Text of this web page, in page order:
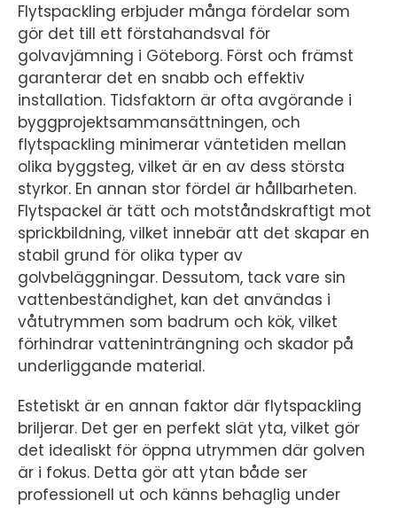
Flytspackling erbjuder många fördelar som
gör det till ett förstahandsval för
golvavjämning i Göteborg. Först och främst
garanterar det en snabb och effektiv
installation. Tidsfaktorn är ofta avgörande i
byggprojektsammansättningen, och
flytspackling minimerar väntetiden mellan
olika byggsteg, vilket är en av dess största
styrkor. En annan stor fördel är hållbarheten.
Flytspackel är tätt och motståndskraftigt mot
sprickbildning, vilket innebär att det skapar en
stabil grund för olika typer av
golvbeläggningar. Dessutom, tack vare sin
vattenbeständighet, kan det användas i
våtutrymmen som badrum och kök, vilket
förhindrar vatteninträngning och skador på
underliggande material.
Estetiskt är en annan faktor där flytspackling
briljerar. Det ger en perfekt slät yta, vilket gör
det idealiskt för öppna utrymmen där golven
är i fokus. Detta gör att ytan både ser
professionell ut och känns behaglig under